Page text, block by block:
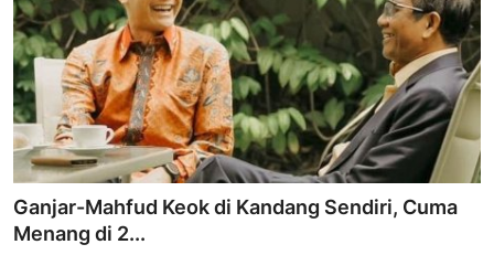
Ganjar-Mahfud Keok di Kandang Sendiri, Cuma
Menang di 2...